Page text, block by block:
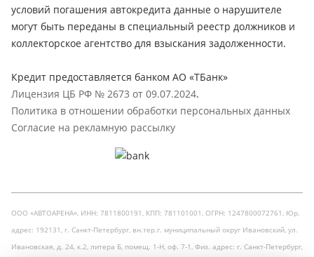
условий погашения автокредита данные о нарушителе
могут быть переданы в специальный реестр должников и
коллекторское агентство для взыскания задолженности.
Кредит предоставляется банком АО «ТБанк»
Лицензия ЦБ РФ № 2673 от 09.07.2024.
Политика в отношении обработки персональных данных
Согласие на рекламную рассылку
ООО «АВТОАРЕНА», ИНН: 7811800191, КПП: 781101001, ОГРН: 1247800072761, Юр.
адрес: 192131, г. Санкт-Петербург, вн.тер.г. муниципальный округ Ивановский, ул.
Ивановская, д. 24, к.2, литера Б, помещ. 1-Н, оф. 7-1, Физ. адрес: г. Санкт-Петербург,